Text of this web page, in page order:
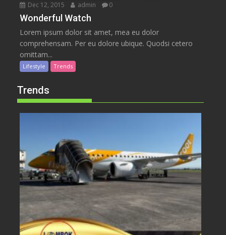
Dec 12, 2015 admin 0
Wonderful Watch
Lorem ipsum dolor sit amet, mea eu dolor
comprehensam. Per eu dolore ubique. Quodsi cetero
omittam...
Lifestyle Trends
Trends